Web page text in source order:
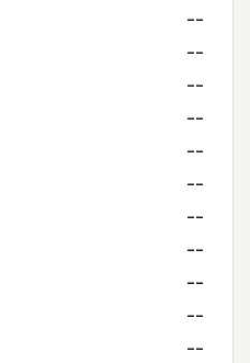
--
--
--
--
--
--
--
--
--
--
--